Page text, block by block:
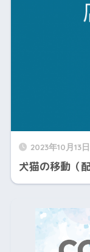
2023年10月13日
犬猫の移動（